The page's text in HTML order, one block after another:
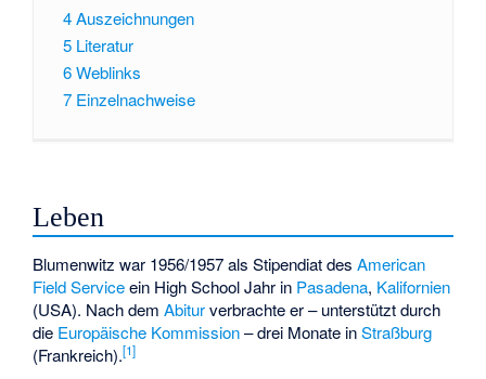
4Auszeichnungen
5 Literatur
6Weblinks
7 Einzelnachweise
Leben
Blumenwitz war 1956/1957 als Stipendiat desAmerican
Field Serviceein High School Jahr in Pasadena, Kalifornien
(USA). Nach demAbiturverbrachte er – unterstützt durch
die Europäische Kommission– drei Monate inStraßburg
(Frankreich).[1]